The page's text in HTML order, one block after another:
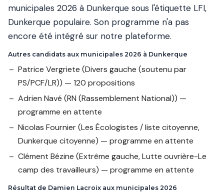
municipales 2026 à Dunkerque sous l'étiquette LFI,
Dunkerque populaire. Son programme n'a pas
encore été intégré sur notre plateforme.
Autres candidats aux municipales 2026 à Dunkerque
Patrice Vergriete (Divers gauche (soutenu par
PS/PCF/LR)) — 120 propositions
Adrien Navé (RN (Rassemblement National)) —
programme en attente
Nicolas Fournier(Les Écologistes / liste citoyenne,
Dunkerque citoyenne) — programme en attente
Clément Bézine (Extrême gauche, Lutte ouvrière-Le
camp des travailleurs) — programme en attente
Résultat de Damien Lacroix aux municipales 2026